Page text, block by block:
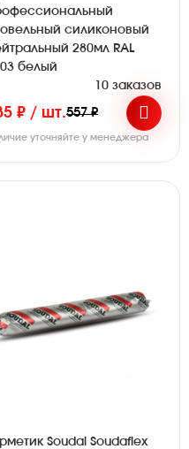
силиконовый
280мл RAL
белый
10 заказов
₽ / шт.557 ₽
уточняйте у менеджера
Soudal Soudaflex